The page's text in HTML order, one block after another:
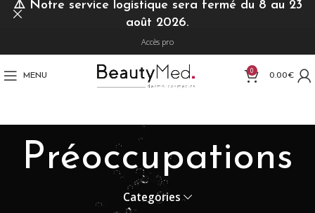
Accès pro
MENU
0
0.00€
Préoccupations
Categories
⚠️ Notre service logistique sera fermé du 8 au 23
août 2026.